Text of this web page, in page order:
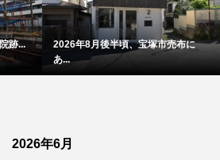
跡...
2026年8月後半頃、宝塚市売布に
あ...
2026年6月